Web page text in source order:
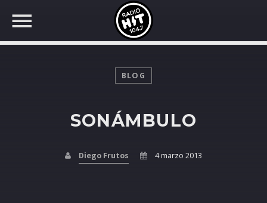
BLOG
SONÁMBULO
Diego Frutos 4 marzo 2013